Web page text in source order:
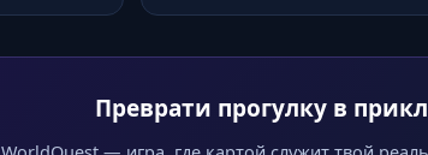
Преврати прогулку в